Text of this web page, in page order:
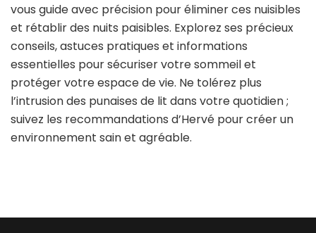
vous guide avec précision pour éliminer ces nuisibles
et rétablir des nuits paisibles. Explorez ses précieux
conseils, astuces pratiques et informations
essentielles pour sécuriser votre sommeil et
protéger votre espace de vie. Ne tolérez plus
l’intrusion des punaises de lit dans votre quotidien ;
suivez les recommandations d’Hervé pour créer un
environnement sain et agréable.